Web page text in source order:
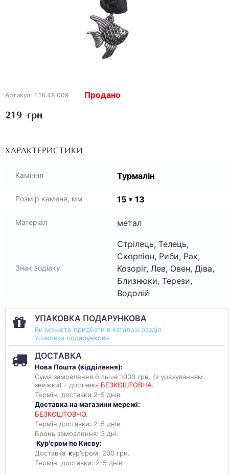
Артикул: 1.18.48.009
219 грн
Продано
ХАРАКТЕРИСТИКИ
Каміння Турмалін
Розмір каменя, мм 15 * 13
Матеріал метал
Знак зодіаку
Стрілець, Телець,
Скорпіон, Риби, Рак,
Козоріг, Лев, Овен, Діва,
Близнюки, Терези,
Водолій
УПАКОВКА ПОДАРУНКОВА
Ви можете придбати в каталозі разділ
Упаковка подарункова
ДОСТАВКА
Нова Пошта (відділення):
Сума замовлення більше 1000 грн. (з урахуванням
знижки) - доставка БЕЗКОШТОВНА.
Термін доставки 2-5 днів.
Доставка на магазини мережі:
БЕЗКОШТОВНО.
Термін доставки: 2-5 днів.
Бронь замовлення: 3 дні.
Кур'єром по Києву:
Доставка кур'єром: 200 грн.
Термін доставки: 2-5 днів.